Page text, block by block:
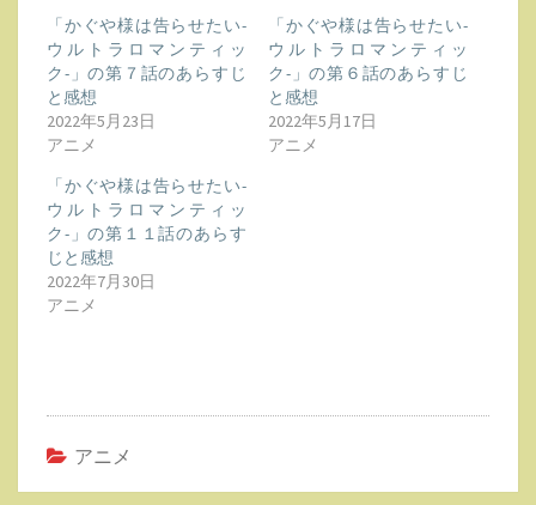
「かぐや様は告らせたい-
ウルトラロマンティッ
ク-」の第７話のあらすじ
と感想
2022年5月23日
アニメ
「かぐや様は告らせたい-
ウルトラロマンティッ
ク-」の第６話のあらすじ
と感想
2022年5月17日
アニメ
「かぐや様は告らせたい-
ウルトラロマンティッ
ク-」の第１１話のあらす
じと感想
2022年7月30日
アニメ
アニメ